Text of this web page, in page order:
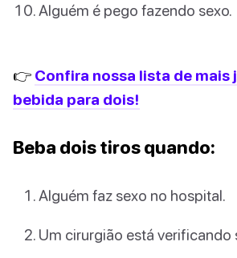
Alguém é pego fazendo sexo.
👉 Confira nossa lista de mais
bebida para dois!
Beba dois tiros quando:
Alguém faz sexo no hospital.
Um cirurgião está verificando